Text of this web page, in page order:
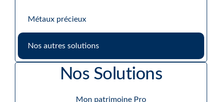
Métaux précieux
Nos autres solutions
Nos Solutions
Mon patrimoine Pro